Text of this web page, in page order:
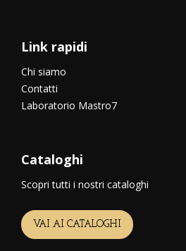
Link rapidi
Chi siamo
Contatti
Laboratorio Mastro7
Cataloghi
Scopri tutti i nostri cataloghi
VAI AI CATALOGHI